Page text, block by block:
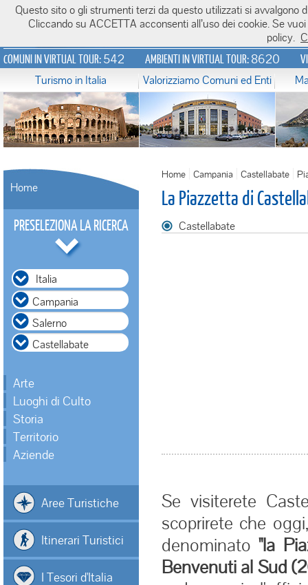
Italiavirtualtour.it
COMUNI IN VIRTUAL TOUR:542 AMBIENTI IN VIRTUAL TOUR:8620
Turismo in Italia Valorizziamo Comuni ed Enti
Home
PRESELEZIONA LA RICERCA
Italia
Arte
Luoghi di Culto
Storia
Territorio
Aziende
Aree Turistiche
Itinerari Turistici
I Tesori d'Italia
Home Campania Castellabate
La Piazzetta di
Castellabate
Se visiterete
scoprirete che
denominato"la
Benvenuti al Sud
Questo sito o gli strumenti terzi da questo utilizzati si
Cliccando su ACCETTA acconsenti all’uso dei cookie. Se
policy.